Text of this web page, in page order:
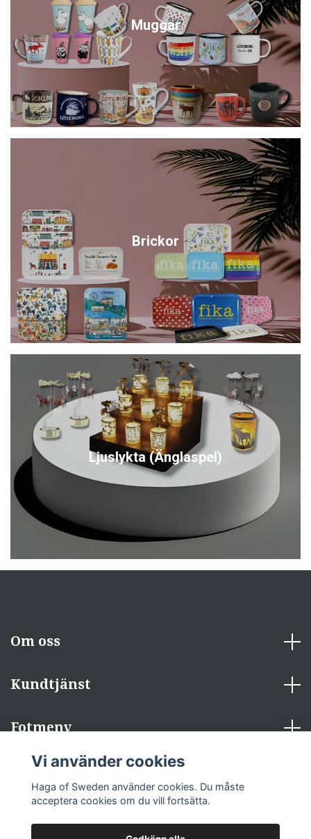
Muggar
Brickor
Ljuslykta (Änglaspel)
Om oss
Kundtjänst
Fotmeny
Sociala medier
Vi använder cookies
Haga of Sweden använder cookies. Du måste
acceptera cookies om du vill fortsätta.